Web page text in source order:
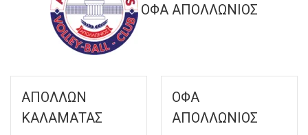
ΟΦΑ ΑΠΟΛΛΩΝΙΟΣ
ΑΠΟΛΛΩΝ
ΚΑΛΑΜΑΤΑΣ
ΟΦΑ
ΑΠΟΛΛΩΝΙΟΣ